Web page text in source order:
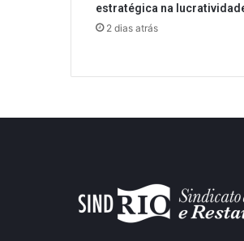
estratégica na
2 dias atrás